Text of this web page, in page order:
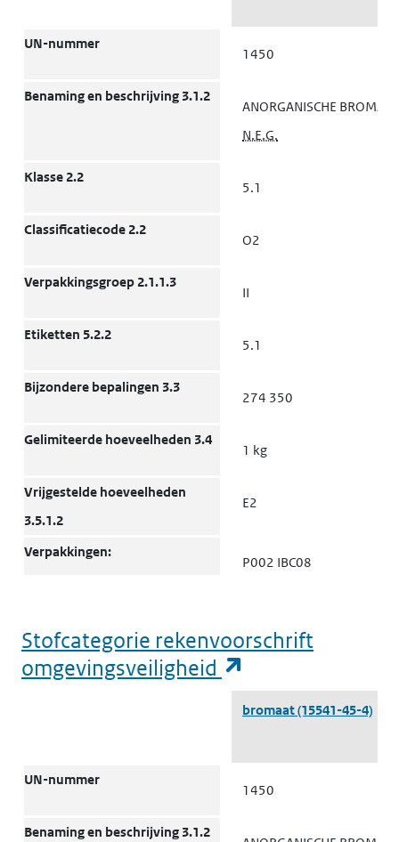
UN-nummer
1450
Benaming en beschrijving 3.1.2
ANORGANISCHE
N.E.G.
Klasse 2.2
5.1
Classificatiecode 2.2
O2
Verpakkingsgroep 2.1.1.3
II
Etiketten 5.2.2
5.1
Bijzondere bepalingen 3.3
274 350
Gelimiteerde hoeveelheden 3.4
1 kg
Vrijgestelde hoeveelheden
3.5.1.2
E2
Verpakkingen:
P002 IBC08
bepalingen 4.1.4
Verpakkingen: Gezamenlijke
4.2.5.2, 7.3.2
Stofcategorie rekenvoorschrift
omgevingsveiligheid
bromaat(15541-45-4)
UN-nummer
1450
Benaming en beschrijving 3.1.2